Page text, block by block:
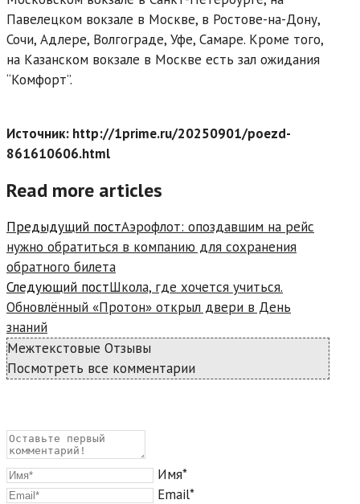
Павелецком вокзале в Москве, в Ростове-на-Дону,
Сочи, Адлере, Волгограде, Уфе, Самаре. Кроме того,
на Казанском вокзале в Москве есть зал ожидания
“Комфорт”.
Источник: http://1prime.ru/20250901/poezd-
861610606.html
Read more articles
Предыдущий постАэрофлот: опоздавшим на рейс
нужно обратиться в компанию для сохранения
обратного билета
Следующий постШкола, где хочется учиться.
Обновлённый «Протон» открыл двери в День
знаний
Межтекстовые Отзывы
Посмотреть все комментарии
Имя*
Email*